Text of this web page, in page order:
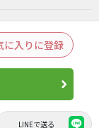
に入りに登録
LINEで送る